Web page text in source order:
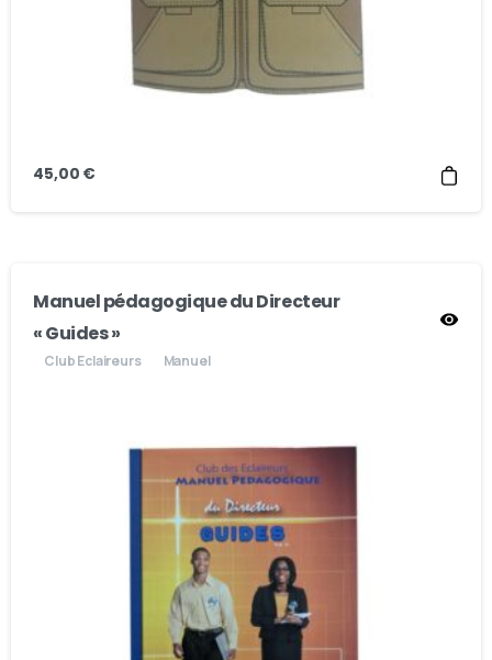
45,00 €
Manuel pédagogique du Directeur
« Guides »
Club Eclaireurs Manuel